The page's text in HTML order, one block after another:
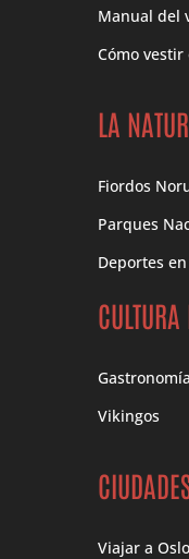
Manual del
Cómo
LA
Fiordos
Parques
Deportes
Gastronomía
Vikingos
Viajar a Oslo